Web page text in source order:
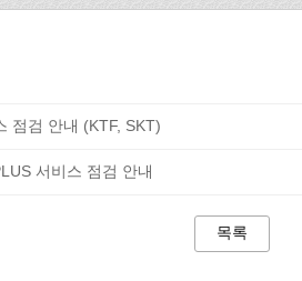
점검 안내 (KTF, SKT)
서비스 점검 안내
목록